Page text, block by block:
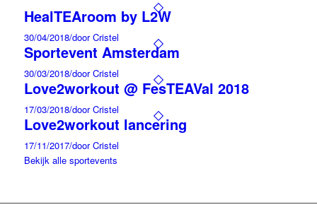
HealTEAroom by L2W
30/04/2018/door Cristel
Sportevent Amsterdam
30/03/2018/door Cristel
Love2workout @ FesTEAVal 2018
17/03/2018/door Cristel
Love2workout lancering
17/11/2017/door Cristel
Bekijk alle sportevents